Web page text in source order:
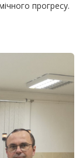
прогресу.